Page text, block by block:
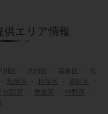
供エリア情報
川区 ・ 大田区 ・ 葛飾区 ・
北
・ 新宿区 ・杉並区 ・ 墨田区
・
代田区 ・ 豊島区 ・ 中野区
・